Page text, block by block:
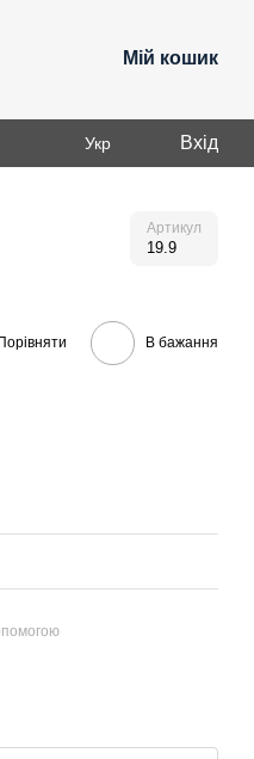
Мій кошик
Укр Вхід
Артикул
19.9
В бажання